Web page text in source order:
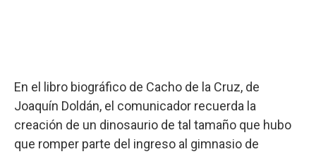
En el libro biográfico de Cacho de la Cruz, de
Joaquín Doldán, el comunicador recuerda la
creación de un dinosaurio de tal tamaño que hubo
que romper parte del ingreso al gimnasio de